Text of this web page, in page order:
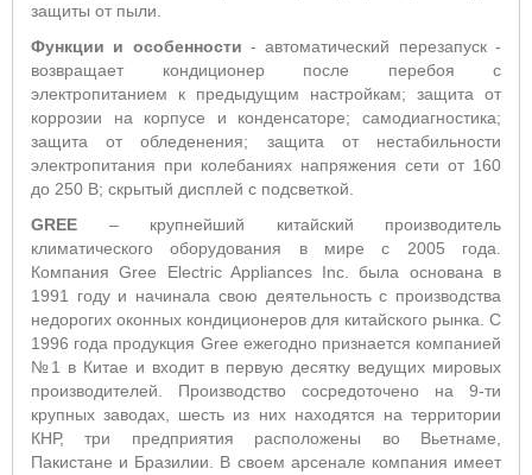
защиты от пыли.
Функции и особенности - автоматический перезапуск -
возвращает кондиционер после перебоя с
электропитанием к предыдущим настройкам; защита от
коррозии на корпусе и конденсаторе; самодиагностика;
защита от обледенения; защита от нестабильности
электропитания при колебаниях напряжения сети от 160
до 250 В; скрытый дисплей с подсветкой.
GREE – крупнейший китайский производитель
климатического оборудования в мире с 2005 года.
Компания Gree Electric Appliances Inc. была основана в
1991 году и начинала свою деятельность с производства
недорогих оконных кондиционеров для китайского рынка. С
1996 года продукция Gree ежегодно признается компанией
№1 в Китае и входит в первую десятку ведущих мировых
производителей. Производство сосредоточено на 9-ти
крупных заводах, шесть из них находятся на территории
КНР, три предприятия расположены во Вьетнаме,
Пакистане и Бразилии. В своем арсенале компания имеет